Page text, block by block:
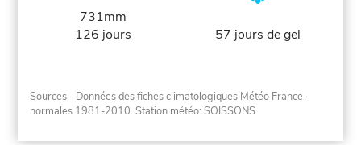
731mm
126 jours
57 jours de gel
Sources - Données des fiches climatologiques Météo France ·
normales 1981-2010. Station météo: SOISSONS.